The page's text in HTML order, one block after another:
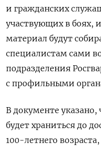
и гражданских
участвующих в боях,
материал будут
специалистам сами
подразделения
с профильными
В документе
будет храниться до
100-летнего